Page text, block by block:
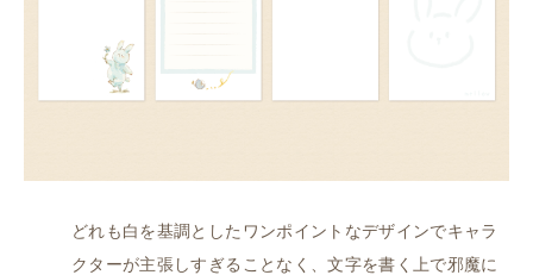
どれも白を基調としたワンポイントなデザインでキャラ
クターが主張しすぎることなく、文字を書く上で邪魔に